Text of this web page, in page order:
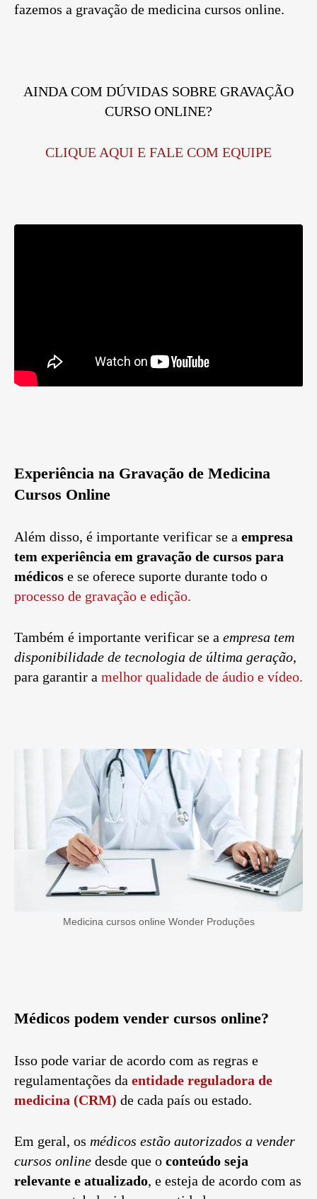
fazemos a gravação de medicina cursos online.
AINDA COM DÚVIDAS SOBRE GRAVAÇÃO
CURSO ONLINE?
CLIQUE AQUI E FALE COM EQUIPE
Experiência na Gravação de Medicina
Cursos Online
Além disso, é importante verificar se a empresa
tem experiência em gravação de cursos para
médicos e se oferece suporte durante todo o
processo de gravação e edição.
Também é importante verificar se a empresa tem
disponibilidade de tecnologia de última geração,
para garantir a melhor qualidade de áudio e vídeo.
Medicina cursos online Wonder Produções
Médicos podem vender cursos online?
Isso pode variar de acordo com as regras e
regulamentações da entidade reguladora de
medicina (CRM) de cada país ou estado.
Em geral, os médicos estão autorizados a vender
cursos online desde que o conteúdo seja
relevante e atualizado, e esteja de acordo com as